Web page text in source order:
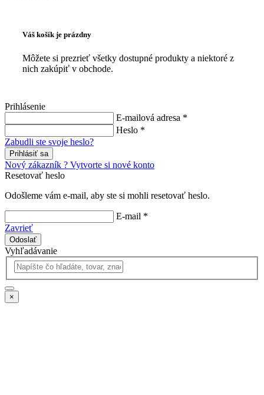
Váš košík je prázdny
Môžete si prezrieť všetky dostupné produkty a niektoré z
nich zakúpiť v obchode.
Prihlásenie
E-mailová adresa *
Heslo *
Zabudli ste svoje heslo?
Prihlásiť sa
Nový zákazník ? Vytvorte si nové konto
Resetovať heslo
Odošleme vám e-mail, aby ste si mohli resetovať heslo.
E-mail *
Zavrieť
Odoslať
Vyhľadávanie
×